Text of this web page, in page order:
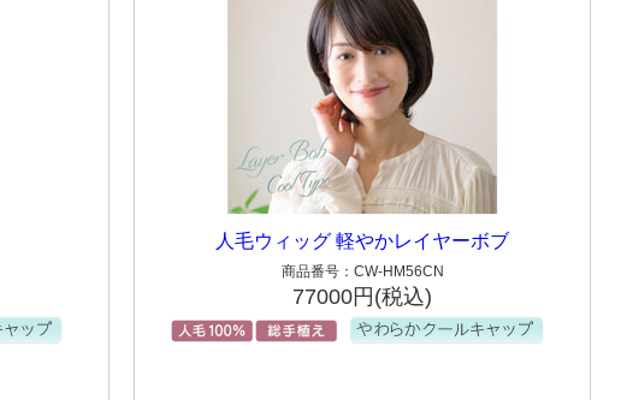
人毛ウィッグ 軽やかレイヤーボブ
商品番号：CW-HM56CN
77000円(税込)